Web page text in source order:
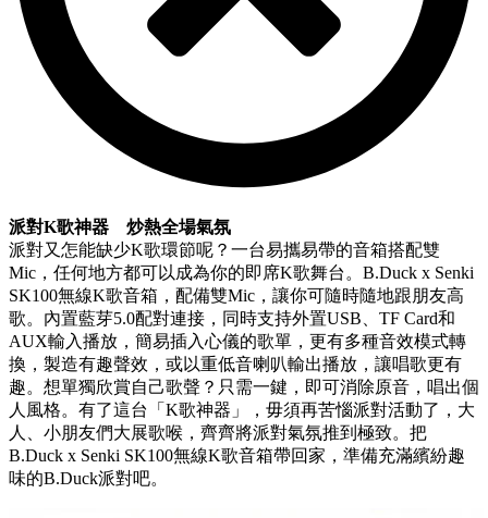
派對K歌神器 炒熱全場氣氛
派對又怎能缺少K歌環節呢？一台易攜易帶的音箱搭配雙
Mic，任何地方都可以成為你的即席K歌舞台。B.Duck x Senki
SK100無線K歌音箱，配備雙Mic，讓你可隨時隨地跟朋友高
歌。內置藍芽5.0配對連接，同時支持外置USB、TF Card和
AUX輸入播放，簡易插入心儀的歌單，更有多種音效模式轉
換，製造有趣聲效，或以重低音喇叭輸出播放，讓唱歌更有
趣。想單獨欣賞自己歌聲？只需一鍵，即可消除原音，唱出個
人風格。有了這台「K歌神器」，毋須再苦惱派對活動了，大
人、小朋友們大展歌喉，齊齊將派對氣氛推到極致。把
B.Duck x Senki SK100無線K歌音箱帶回家，準備充滿繽紛趣
味的B.Duck派對吧。